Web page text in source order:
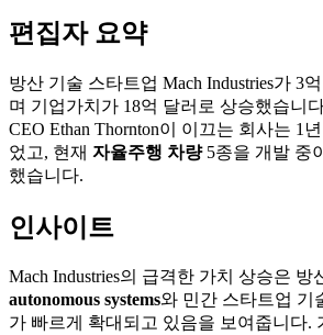
편집자 요약
방산 기술 스타트업 Mach Industries가 3
며 기업가치가 18억 달러로 상승했습니
CEO Ethan Thornton이 이끄는 회사는 1
었고, 현재 자율주행 차량5종을 개발 중
했습니다.
인사이트
Mach Industries의 급격한 가치 상승은 방
autonomous systems와 민간 스타트업 기
가 빠르게 확대되고 있음을 보여줍니다.